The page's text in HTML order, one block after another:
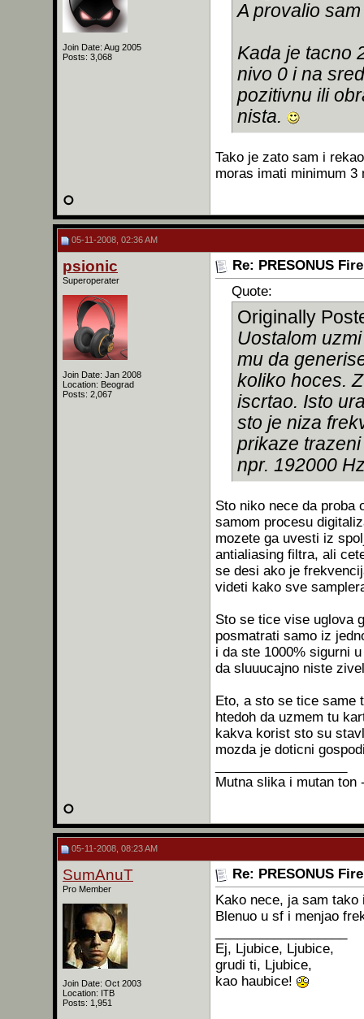
Join Date: Aug 2005
Posts: 3,068
A provalio
Kada je tacno
nivo 0 i na
pozitivnu ili
nista.
Tako je zato sam i
moras imati minimum
05-11-2008, 02:36 AM
psionic
Superoperater
Join Date: Jan 2008
Location: Beograd
Posts: 2,067
Re: PRESONUS
Quote:
Originally
Uostalom
mu da
koliko hoces.
iscrtao. Isto
sto je niza
prikaze
npr. 192000
Sto niko nece da proba
samom procesu
mozete ga uvesti iz
antialiasing filtra, ali
se desi ako je
videti kako sve
Sto se tice vise uglova
posmatrati samo iz
i da ste 1000% sigurni
da sluuucajno niste
Eto, a sto se tice same
htedoh da uzmem tu
kakva korist sto su
mozda je doticni
Mutna slika i mutan ton
05-11-2008, 08:23 AM
SumAnuT
Pro Member
Join Date: Oct 2003
Location: ITB
Posts: 1,951
Re: PRESONUS
Kako nece, ja sam
Blenuo u sf i menjao
Ej, Ljubice, Ljubice,
grudi ti, Ljubice,
kao haubice!